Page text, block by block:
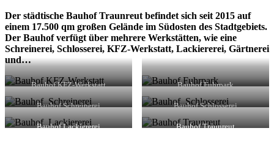
Der städtische Bauhof Traunreut befindet sich seit 2015 auf
einem 17.500 qm großen Gelände im Südosten des Stadtgebiets.
Der Bauhof verfügt über mehrere Werkstätten, wie eine
Schreinerei, Schlosserei, KFZ-Werkstatt, Lackiererei, Gärtnerei
und…
Bauhof KFZ-Werkstatt Bauhof Fuhrpark
Bauhof Schreinerei Bauhof Schlosserei
Bauhof Lackiererei Bauhof Traunreut